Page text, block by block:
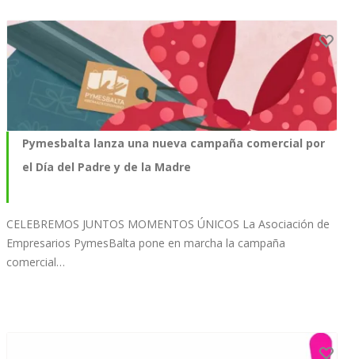
Pymesbalta lanza una nueva campaña comercial por
el Día del Padre y de la Madre
CELEBREMOS JUNTOS MOMENTOS ÚNICOS La Asociación de
Empresarios PymesBalta pone en marcha la campaña
comercial…